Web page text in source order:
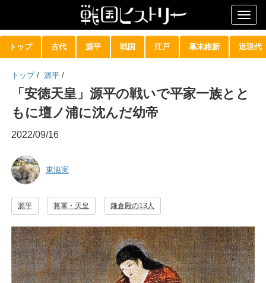
トップ 古代 源平 戦国 江戸 幕末維新 近現代
トップ / 源平 /
「安徳天皇」源平の戦いで平家一族とと
もに壇ノ浦に沈んだ幼帝
2022/09/16
東滋実
源平 将軍・天皇 鎌倉殿の13人